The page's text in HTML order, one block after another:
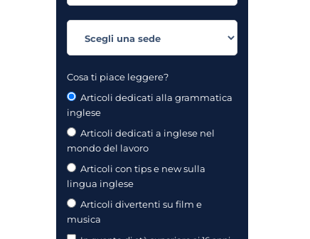
Cosa ti piace leggere?
Articoli dedicati alla grammatica
inglese
Articoli dedicati a inglese nel
mondo del lavoro
Articoli con tips e new sulla
lingua inglese
Articoli divertenti su film e
musica